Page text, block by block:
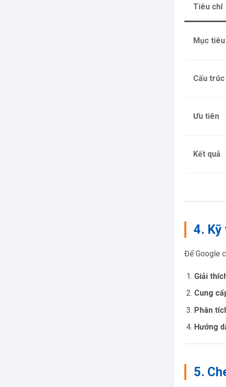
Tiêu chí
Mục tiêu
Cấu trúc
Ưu tiên
Kết quả
4. Kỹ
Để Google
Giải
Cung
Phân
Hướng
5.